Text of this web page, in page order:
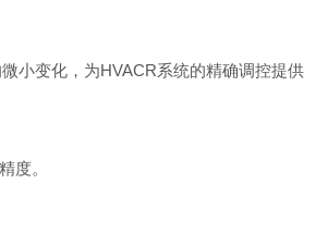
小变化，为HVACR系统的精确调控提供
度。